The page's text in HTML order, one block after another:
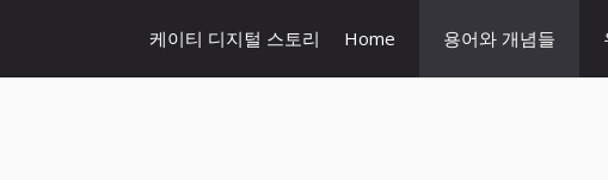
케이티 디지털 스토리 Home 용어와 개념들